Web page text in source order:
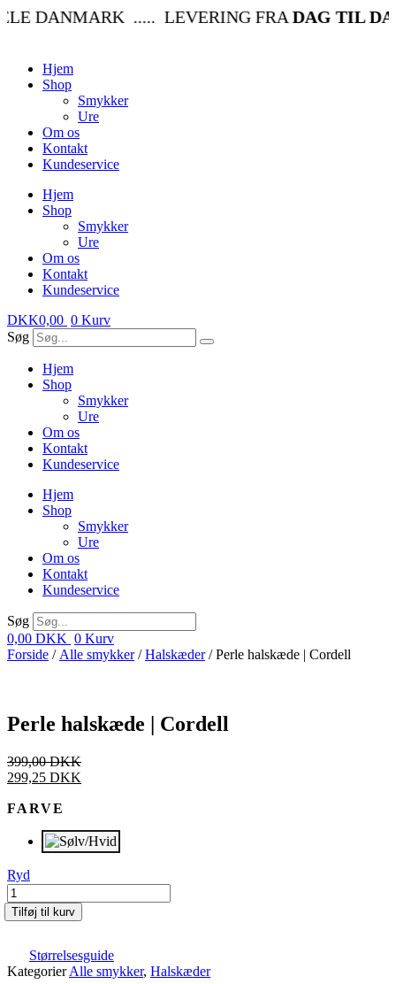
VidereDANMARK ..... LEVERING FRADAG TIL
Hjem
Shop
Smykker
Ure
Om os
Kontakt
Kundeservice
Hjem
Shop
Smykker
Ure
Om os
Kontakt
Kundeservice
DKK0,00 0 Kurv
Søg
Hjem
Shop
Smykker
Ure
Om os
Kontakt
Kundeservice
Hjem
Shop
Smykker
Ure
Om os
Kontakt
Kundeservice
Søg
0,00 DKK 0 Kurv
Forside / Alle smykker/Halskæder/ Perle halskæde | Cordell
Perle halskæde | Cordell
399,00DKK
299,25 DKK
FARVE
Ryd
Perle
halskæde
|
antal
Tilføj til kurv
Størrelsesguide
Kategorier Alle smykker, Halskæder